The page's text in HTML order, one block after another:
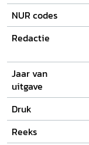
NUR codes
Redactie
Jaar van
uitgave
Druk
Reeks